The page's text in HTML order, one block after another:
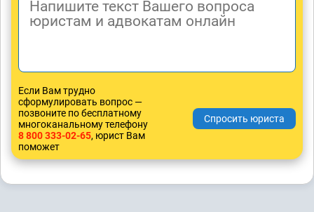
Если Вам трудно
сформулировать вопрос —
позвоните по бесплатному
многоканальному телефону
8 800 333-02-65, юрист Вам
поможет